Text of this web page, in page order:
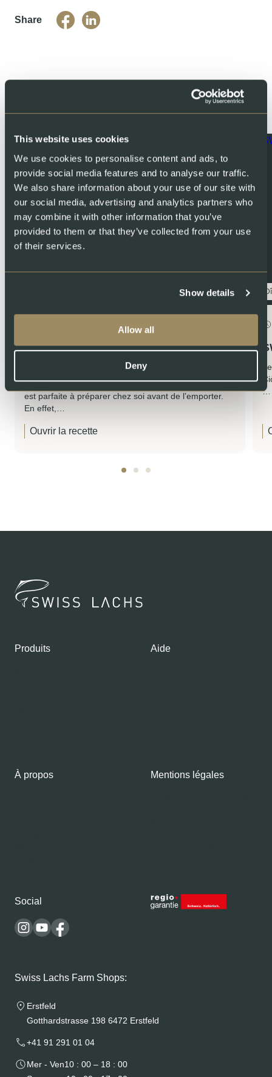
This website uses cookies
We use cookies to personalise content and ads, to
provide social media features and to analyse our traffic.
We also share information about your use of our site with
our social media, advertising and analytics partners who
may combine it with other information that you’ve
provided to them or that they’ve collected from your use
of their services.
Show details
Allow all
Deny
Share
You might also like
Recette au saumon : pâtes
méditerranéennes au saumon
Cette recette de pâtes méditerranéennes au saumon
est parfaite à préparer chez soi avant de l’emporter.
En effet,…
Ouvrir la recette
…
Produits Aide
À propos Mentions légales
Social
Swiss Lachs Farm Shops:
Erstfeld
Gotthardstrasse 198 6472 Erstfeld
+41 91 291 01 04
Mer - Ven10 : 00 – 18 : 00